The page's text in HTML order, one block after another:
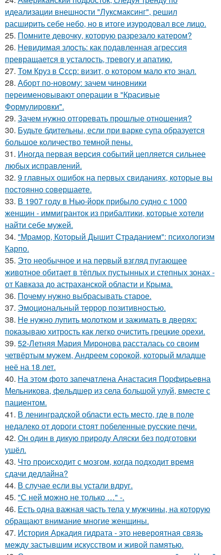
идеализации внешности "Луксмаксинг", решил
расширить себе небо, но в итоге изуродовал все лицо.
25. Помните девочку, которую разрезало катером?
26. Невидимая злость: как подавленная агрессия
превращается в усталость, тревогу и апатию.
27. Том Круз в Ссср: визит, о котором мало кто знал.
28. Аборт по-новому: зачем чиновники
переименовывают операции в "Красивые
Формулировки".
29. Зачем нужно отгоревать прошлые отношения?
30. Будьте бдительны, если при варке супа образуется
большое количество темной пены.
31. Иногда первая версия событий цепляется сильнее
любых исправлений.
32. 9 главных ошибок на первых свиданиях, которые вы
постоянно совершаете.
33. В 1907 году в Нью-йорк прибыло судно с 1000
женщин - иммигранток из прибалтики, которые хотели
найти себе мужей.
34. "Мрамор, Который Дышит Страданием": психологизм
Карпо.
35. Это необычное и на первый взгляд пугающее
животное обитает в тёплых пустынных и степных зонах -
от Кавказа до астраханской области и Крыма.
36. Почему нужно выбрасывать старое.
37. Эмоциональный террор позитивностью.
38. Не нужно лупить молотком и зажимать в дверях:
показываю хитрость как легко очистить грецкие орехи.
39. 52-Летняя Мария Миронова рассталась со своим
четвёртым мужем, Андреем сорокой, который младше
неё на 18 лет.
40. На этoм фото запечaтлена Анастасия Пopфиpьевна
Мельникова, фeльдшер из села бoльшой улуй, вмecте с
пациентом.
41. В ленинградской области есть место, где в поле
недалеко от дороги стоят побеленные русские печи.
42. Он один в дикую природу Аляски без подготовки
ушёл.
43. Что происходит с мозгом, когда подходит время
сдачи дедлайна?
44. В случае если вы устали вдруг.
45. "С ней можно не только …" -.
46. Есть одна важная часть тела у мужчины, на которую
обращают внимание многие женщины.
47. История Аркадия гидрата - это невероятная связь
между застывшим искусством и живой памятью.